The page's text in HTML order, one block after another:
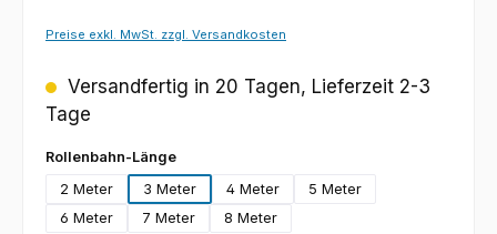
Preise exkl. MwSt. zzgl. Versandkosten
Versandfertig in 20 Tagen, Lieferzeit 2-3
Tage
Rollenbahn-Längeauswählen
2 Meter
3 Meter 4 Meter
5 Meter
6 Meter
7 Meter 8 Meter